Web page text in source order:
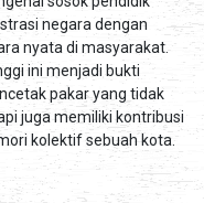
negara dengan
nyata di masyarakat.
ini menjadi bukti
pakar yang tidak
juga memiliki kontribusi
kolektif sebuah kota.